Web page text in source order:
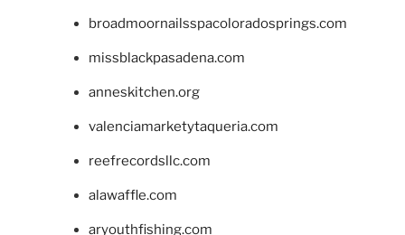
broadmoornailsspacoloradosprings.com
missblackpasadena.com
anneskitchen.org
valenciamarketytaqueria.com
reefrecordsllc.com
alawaffle.com
aryouthfishing.com